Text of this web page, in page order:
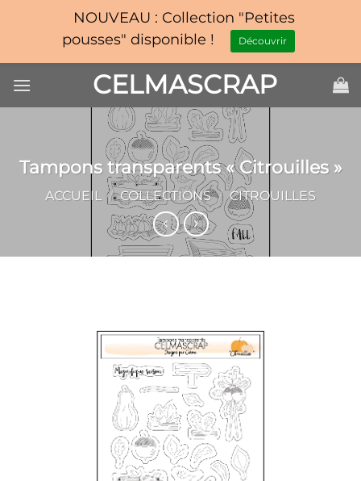
au
contenu
CELMASCRAP
Tampons transparents « Citrouilles »
ACCUEIL / COLLECTIONS / CITROUILLES
NOUVEAU : Collection "Petites
pousses" disponible !
Découvrir